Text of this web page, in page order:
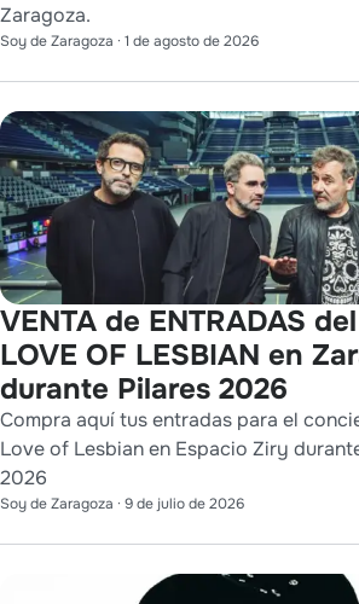
Zaragoza.
Soy de Zaragoza · 1 de agosto de 2026
VENTA de ENTRADAS
LOVE OF LESBIAN en
durante Pilares 2026
Compra aquí tus entradas para el
Love of Lesbian en Espacio Ziry
2026
Soy de Zaragoza · 9 de julio de 2026